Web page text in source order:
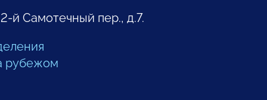
й Самотечный пер., д.7.
рубежом